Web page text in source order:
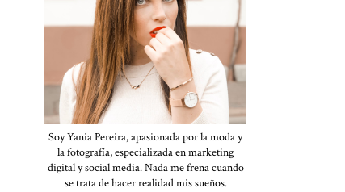
Soy Yania Pereira, apasionada por la moda y
la fotografía, especializada en marketing
digital y social media. Nada me frena cuando
se trata de hacer realidad mis sueños.